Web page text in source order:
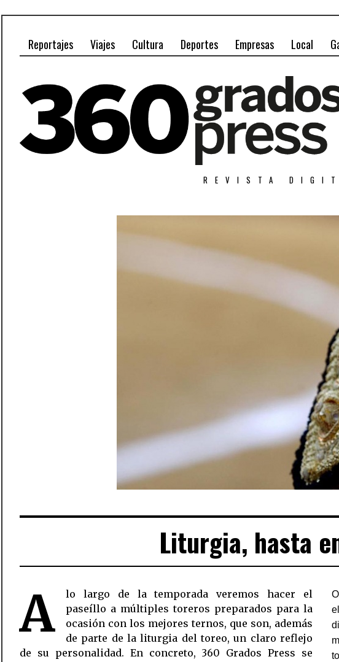
Reportajes Viajes Cultura Deportes Empresas Local
REVISTA
Liturgia, hasta
A
lo largo de la temporada veremos hacer el
paseíllo a múltiples toreros preparados para la
ocasión con los mejores ternos, que son, además
de parte de la liturgia del toreo, un claro reflejo
de su personalidad. En concreto, 360 Grados Press se